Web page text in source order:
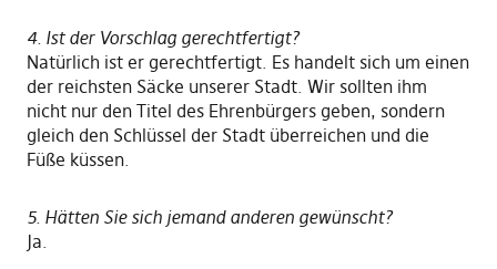
4. Ist der Vorschlag gerechtfertigt?
Natürlich ist er gerechtfertigt. Es handelt sich um einen
der reichsten Säcke unserer Stadt. Wir sollten ihm
nicht nur den Titel des Ehrenbürgers geben, sondern
gleich den Schlüssel der Stadt überreichen und die
Füße küssen.
5. Hätten Sie sich jemand anderen gewünscht?
Ja.